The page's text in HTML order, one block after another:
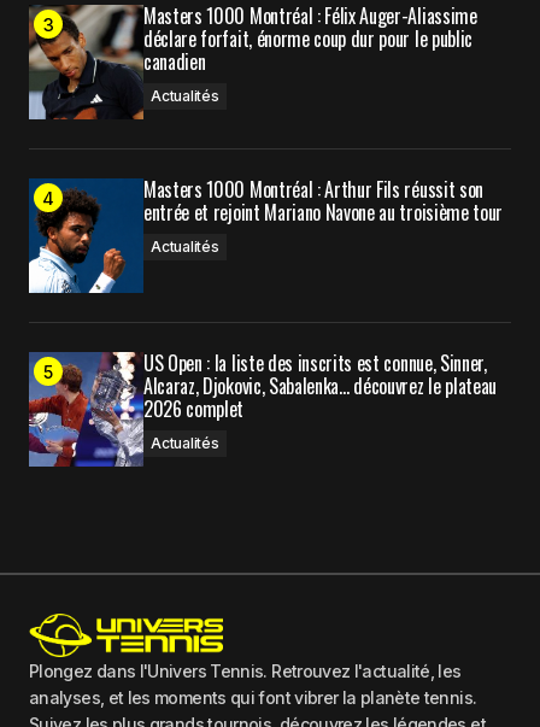
Masters 1000 Montréal : Félix Auger-Aliassime
déclare forfait, énorme coup dur pour le public
canadien
Actualités
Masters 1000 Montréal : Arthur Fils réussit son
entrée et rejoint Mariano Navone au troisième tour
Actualités
US Open : la liste des inscrits est connue, Sinner,
Alcaraz, Djokovic, Sabalenka… découvrez le plateau
2026 complet
Actualités
Plongez dans l'Univers Tennis. Retrouvez l'actualité, les
analyses, et les moments qui font vibrer la planète tennis.